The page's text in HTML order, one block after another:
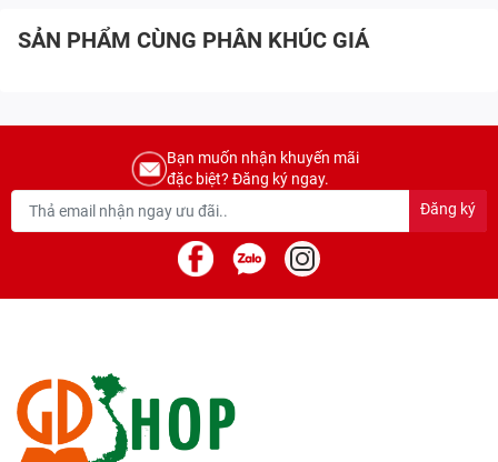
SẢN PHẨM CÙNG PHÂN KHÚC GIÁ
Bạn muốn nhận khuyến mãi
đặc biệt? Đăng ký ngay.
Đăng ký